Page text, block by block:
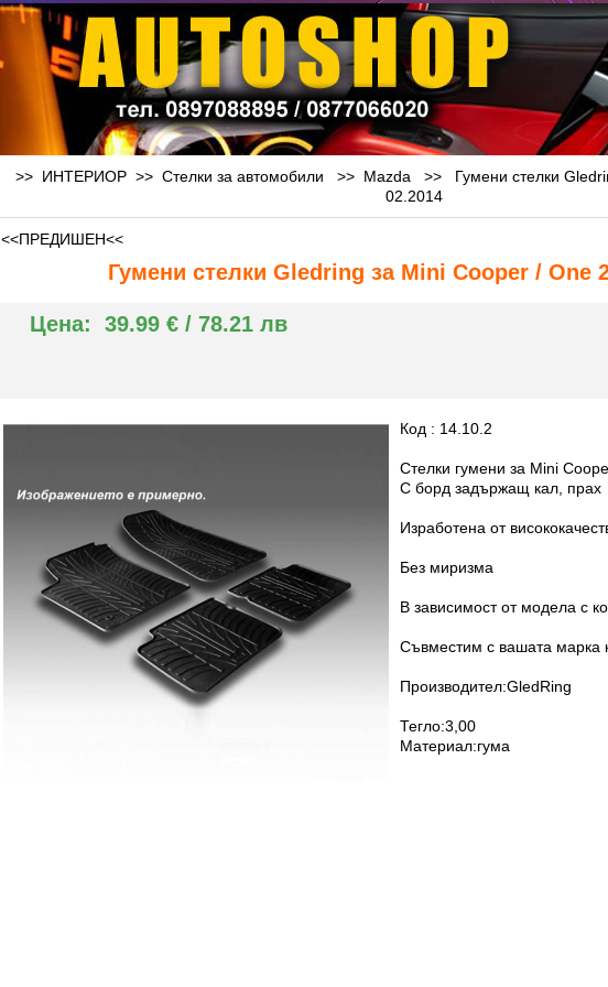
>> ИНТЕРИОР >> Стелки за автомобили >> Mazda >> Гумени стелки
02.2014
<<ПРЕДИШЕН<<
Гумени стелки Gledring за Mini Cooper / One
Цена: 39.99 € / 78.21 лв
Код : 14.10.2
Стелки гумени за Mini
С борд задържащ кал, прах
Изработена от
Без миризма
В зависимост от модела с
Съвместим с вашата марка
Производител:GledRing
Тегло:3,00
Материал:гума